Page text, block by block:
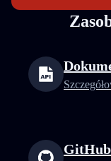
GitHub